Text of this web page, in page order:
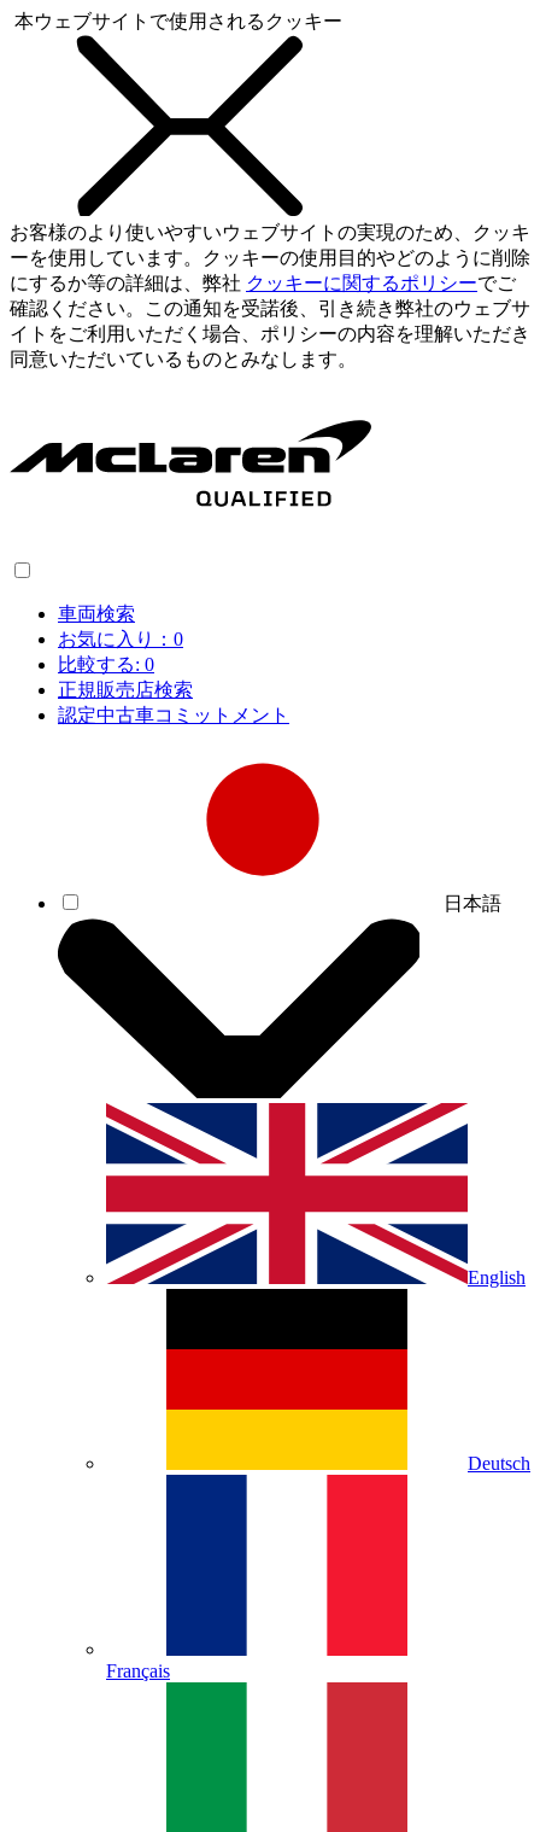
本ウェブサイトで使用されるクッキー
お客様のより使いやすいウェブサイトの実現のため、クッキ
ーを使用しています。クッキーの使用目的やどのように削除
にするか等の詳細は、弊社 クッキーに関するポリシーでご
確認ください。この通知を受諾後、引き続き弊社のウェブサ
イトをご利用いただく場合、ポリシーの内容を理解いただき
同意いただいているものとみなします。
車両検索
お気に入り： 0
比較する: 0
正規販売店検索
認定中古車コミットメント
日本語
English
Deutsch
Français